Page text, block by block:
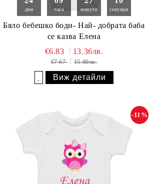
дни часа минути секунди
Бяло бебешко боди- Най- добрата баба
се казва Елена
€6.83 13.36лв.
€7.67 15.00лв.
Виж детайли
-11%